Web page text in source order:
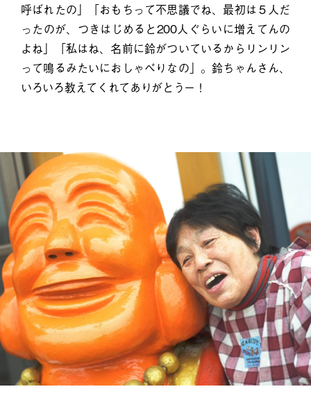
呼ばれたの」「おもちって不思議でね、最初は５人だ
ったのが、つきはじめると200人ぐらいに増えてんの
よね」「私はね、名前に鈴がついているからリンリン
って鳴るみたいにおしゃべりなの」。鈴ちゃんさん、
いろいろ教えてくれてありがとうー！